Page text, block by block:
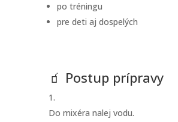
po tréningu
pre deti aj dospelých
🧃 Postup prípravy
Do mixéra nalej vodu.